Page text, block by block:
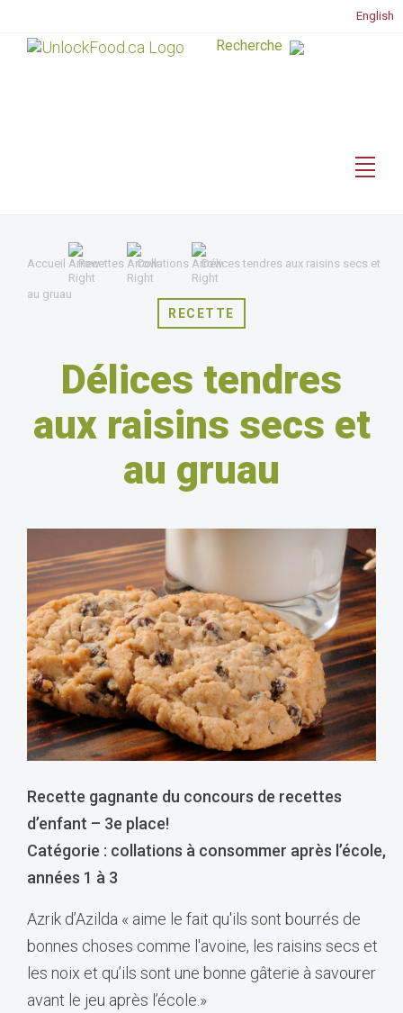
English
Accueil Recettes Collations Délices tendres aux raisins secs et
au gruau
RECETTE
Délices tendres
aux raisins secs et
au gruau
Recette gagnante du concours de recettes
d’enfant – 3e place!
Catégorie : collations à consommer après l’école,
années 1 à 3
Azrik d’Azilda « aime le fait qu'ils sont bourrés de
bonnes choses comme l'avoine, les raisins secs et
les noix et qu’ils sont une bonne gâterie à savourer
avant le jeu après l’école.»